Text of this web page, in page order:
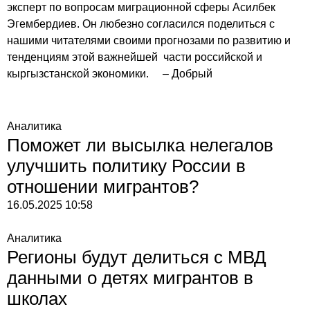
эксперт по вопросам миграционной сферы Асилбек
Эгембердиев. Он любезно согласился поделиться с
нашими читателями своими прогнозами по развитию и
тенденциям этой важнейшей части российской и
кыргызстанской экономики. – Добрый
Аналитика
Поможет ли высылка нелегалов
улучшить политику России в
отношении мигрантов?
16.05.2025 10:58
Аналитика
Регионы будут делиться с МВД
данными о детях мигрантов в
школах